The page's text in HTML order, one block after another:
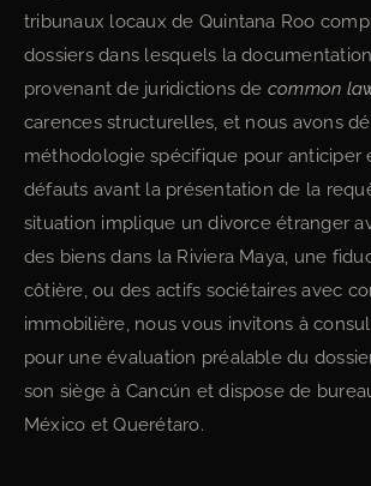
tribunaux locaux de Quintana Roo
dossiers dans lesquels la
provenant de juridictions de common
carences structurelles, et nous avons
méthodologie spécifique pour anticiper
défauts avant la présentation de la
situation implique un divorce étranger
des biens dans la Riviera Maya, une
côtière, ou des actifs sociétaires avec
immobilière, nous vous invitons à
pour une évaluation préalable du
son siège à Cancún et dispose de
México et Querétaro.